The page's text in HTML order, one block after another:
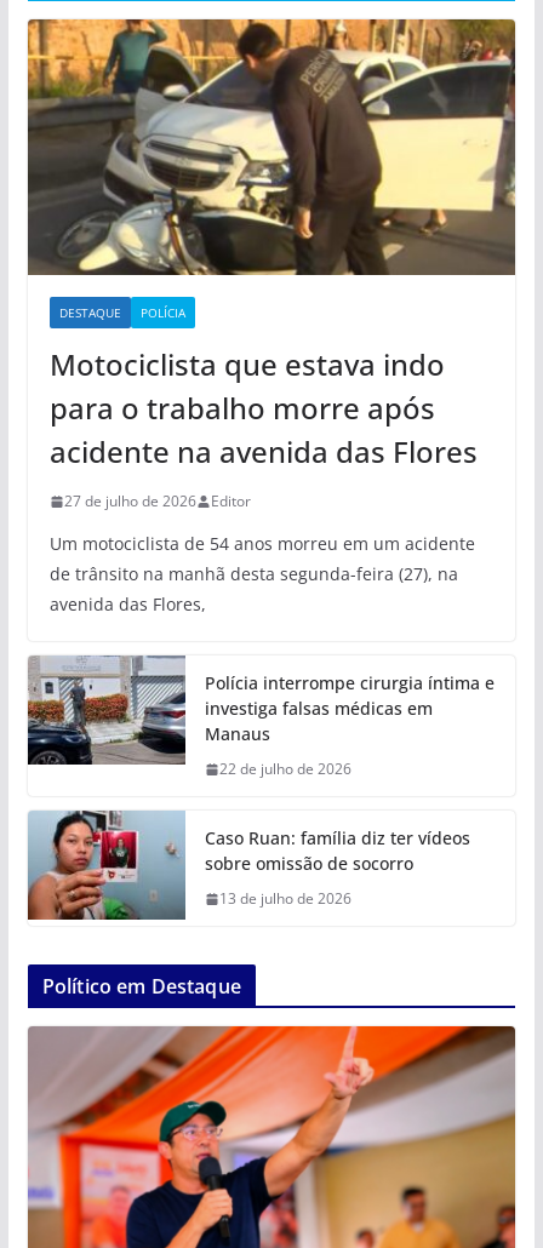
DESTAQUE POLÍCIA
Motociclista que estava indo
para o trabalho morre após
acidente na avenida das Flores
27 de julho de 2026 Editor
Um motociclista de 54 anos morreu em um acidente
de trânsito na manhã desta segunda-feira (27), na
avenida das Flores,
Polícia interrompe cirurgia íntima e
investiga falsas médicas em
Manaus
22 de julho de 2026
Caso Ruan: família diz ter vídeos
sobre omissão de socorro
13 de julho de 2026
Político em Destaque